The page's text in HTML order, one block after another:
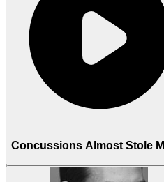
Concussions Almost Stole